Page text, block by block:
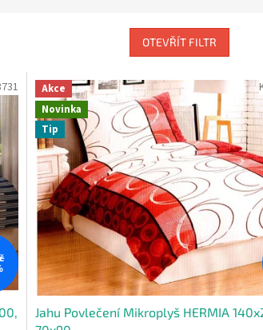
OTEVŘÍT FILTR
Akce
Novinka
Tip
Jahu Povlečení Mikroplyš HERMIA